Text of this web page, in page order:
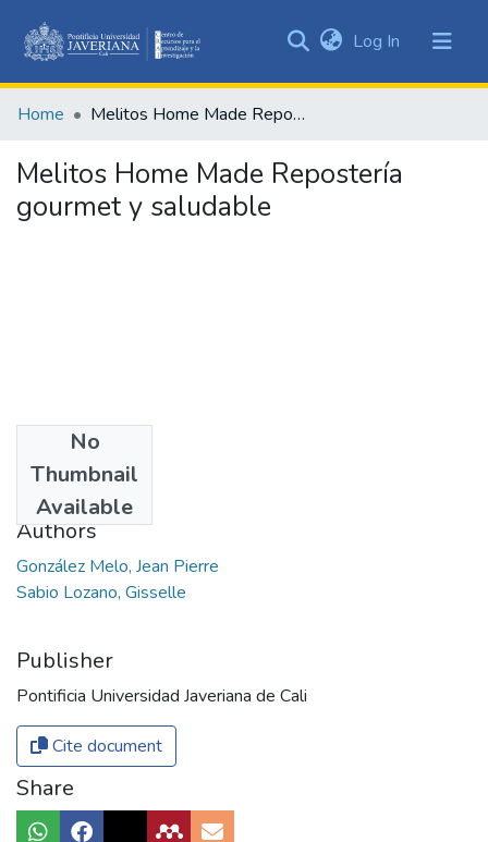
&
Collections
All of DSpace
Statistics
Log In (current)
Home Melitos Home Made Repostería gourmet y saludable
Melitos Home Made Repostería
gourmet y saludable
No
Thumbnail
Available
2020
Authors
González Melo, Jean Pierre
Sabio Lozano, Gisselle
Publisher
Pontificia Universidad Javeriana de Cali
Cite document
Share